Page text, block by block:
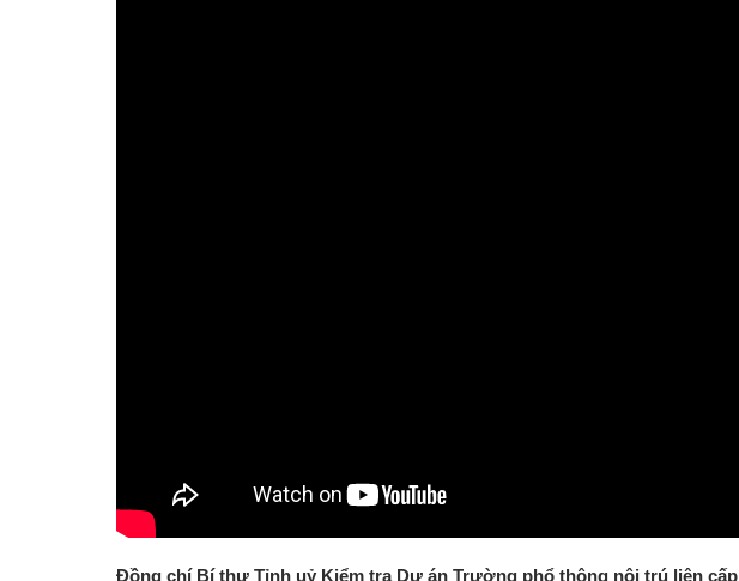
Đồng chí Bí thư Tỉnh uỷ Kiểm tra Dự án Trường phổ thông nội trú liên cấp